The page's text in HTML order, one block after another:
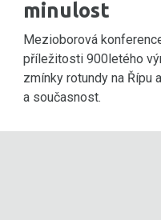
minulost
Mezioborová
příležitosti 900letého
zmínky rotundy na Řípu
a současnost.